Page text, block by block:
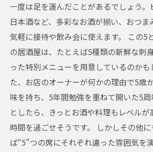
一度は足を運んだことがあるでしょう。
日本酒など、多彩なお酒が揃い、おつま
気軽に接待や飲み会に使えます。 この5
の居酒屋は、たとえば5種類の新鮮な刺
った特別メニューを用意しているのかも
た、お店のオーナーが何かの理由で5歳
味を持ち、5年間勉強を重ねて開いた5
としたら、きっとお酒や料理もレベルが
時間を過ごせそうです。 しかしその他
ば“5”つの席にそれぞれ違った雰囲気を